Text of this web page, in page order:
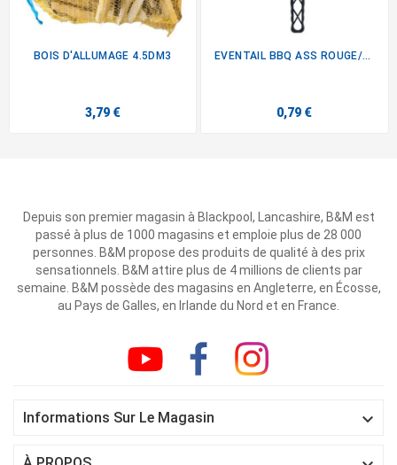
BOIS D'ALLUMAGE 4.5DM3
3,79 €
EVENTAIL BBQ ASS ROUGE/NOIR
0,79 €
Depuis son premier magasin à Blackpool, Lancashire, B&M est
passé à plus de 1000 magasins et emploie plus de 28 000
personnes. B&M propose des produits de qualité à des prix
sensationnels. B&M attire plus de 4 millions de clients par
semaine. B&M possède des magasins en Angleterre, en Écosse,
au Pays de Galles, en Irlande du Nord et en France.
Informations Sur Le Magasin 